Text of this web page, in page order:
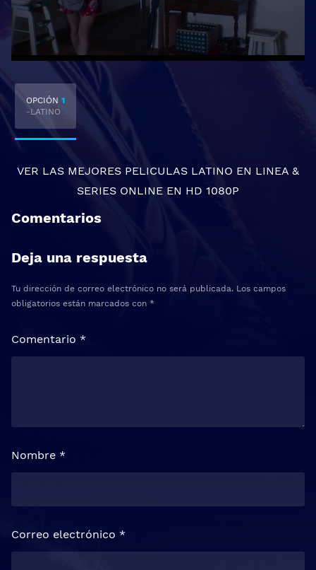
OPCIÓN 1
-LATINO
VER LAS MEJORES PELICULAS LATINO EN LINEA &
SERIES ONLINE EN HD 1080P
Comentarios
Deja una respuesta
Tu dirección de correo electrónico no será publicada. Los campos
obligatorios están marcados con *
Comentario *
Nombre *
Correo electrónico *